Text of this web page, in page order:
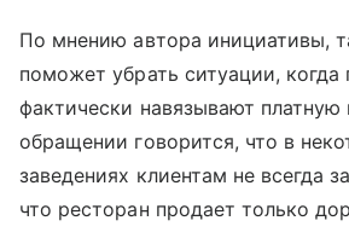
По мнению автора инициативы,
поможет убрать ситуации, когда
фактически навязывают платную
обращении говорится, что в
заведениях клиентам не всегда
что ресторан продает только